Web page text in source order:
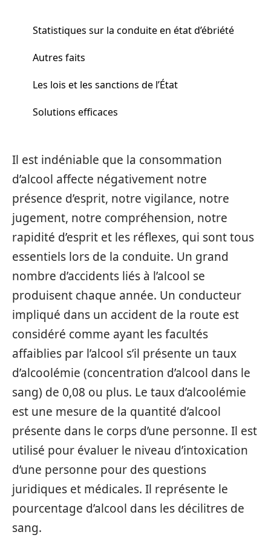
Statistiques sur la conduite en état d’ébriété
Autres faits
Les lois et les sanctions de l’État
Solutions efficaces
Il est indéniable que la consommation
d’alcool affecte négativement notre
présence d’esprit, notre vigilance, notre
jugement, notre compréhension, notre
rapidité d’esprit et les réflexes, qui sont tous
essentiels lors de la conduite. Un grand
nombre d’accidents liés à l’alcool se
produisent chaque année. Un conducteur
impliqué dans un accident de la route est
considéré comme ayant les facultés
affaiblies par l’alcool s’il présente un taux
d’alcoolémie (concentration d’alcool dans le
sang) de 0,08 ou plus. Le taux d’alcoolémie
est une mesure de la quantité d’alcool
présente dans le corps d’une personne. Il est
utilisé pour évaluer le niveau d’intoxication
d’une personne pour des questions
juridiques et médicales. Il représente le
pourcentage d’alcool dans les décilitres de
sang.